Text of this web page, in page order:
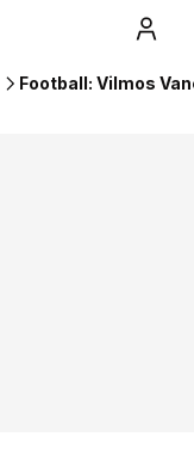
Football: Vilmos